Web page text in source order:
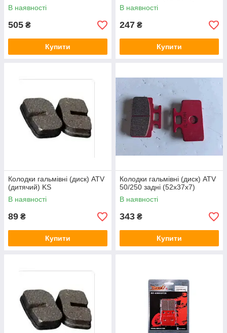
В наявності
505 ₴
Купити
В наявності
247 ₴
Купити
Колодки гальмівні (диск) ATV
(дитячий) KS
В наявності
89 ₴
Купити
Колодки гальмівні (диск) ATV
50/250 задні (52х37х7)
В наявності
343 ₴
Купити